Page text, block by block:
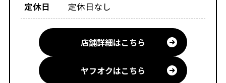
定休日
定休日なし
店舗詳細はこちら
ヤフオクはこちら